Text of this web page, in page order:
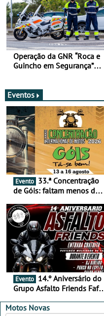
Operação da GNR “Roca e
Guincho em Segurança”
Eventos
Evento
de Góis: faltam menos de
16 de agosto
Evento
Grupo Asfalto Friends Fafe,
2026
Motos Novas